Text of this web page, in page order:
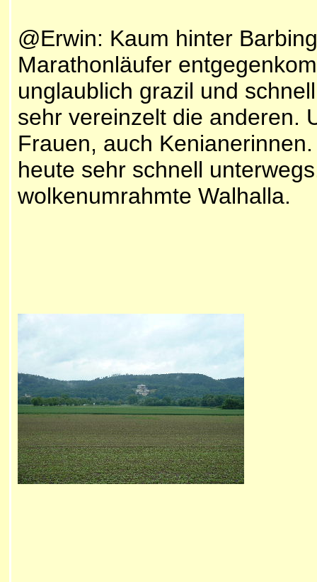
@Erwin: Kaum hinter
Marathonläufer
unglaublich grazil und
sehr vereinzelt die anderen.
Frauen, auch
heute sehr schnell
wolkenumrahmte Walhalla.